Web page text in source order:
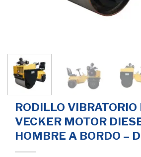
RODILLO VIBRATORIO
VECKER MOTOR
HOMBRE A BORDO –